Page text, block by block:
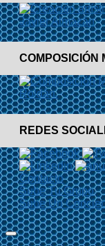
COMPOSICIÓN
REDES
Contacto
Sube Tu Grupo
Sube Un